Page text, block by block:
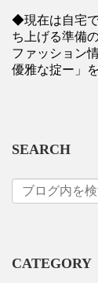
◆現在は自宅
ち上げる準備
ファッション
優雅な掟ー」
SEARCH
CATEGORY